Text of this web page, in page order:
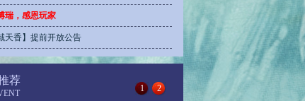
瑞，感恩玩家
天香】提前开放公告
荐
2
1